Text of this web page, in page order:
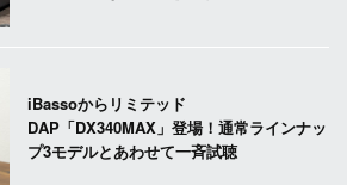
iBassoからリミテッド
DAP「DX340MAX」登場！通常ラインナッ
プ3モデルとあわせて一斉試聴